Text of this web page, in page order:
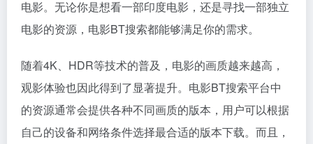
电影。无论你是想看一部印度电影，还是寻找一部独立
电影的资源，电影BT搜索都能够满足你的需求。
随着4K、HDR等技术的普及，电影的画质越来越高，
观影体验也因此得到了显著提升。电影BT搜索平台中
的资源通常会提供各种不同画质的版本，用户可以根据
自己的设备和网络条件选择最合适的版本下载。而且，